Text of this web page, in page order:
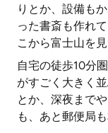
りとか、設備も
った書斎も作れ
こから富士山を
自宅の徒歩10分
がすごく大きく
とか、深夜まで
も、あと郵便局